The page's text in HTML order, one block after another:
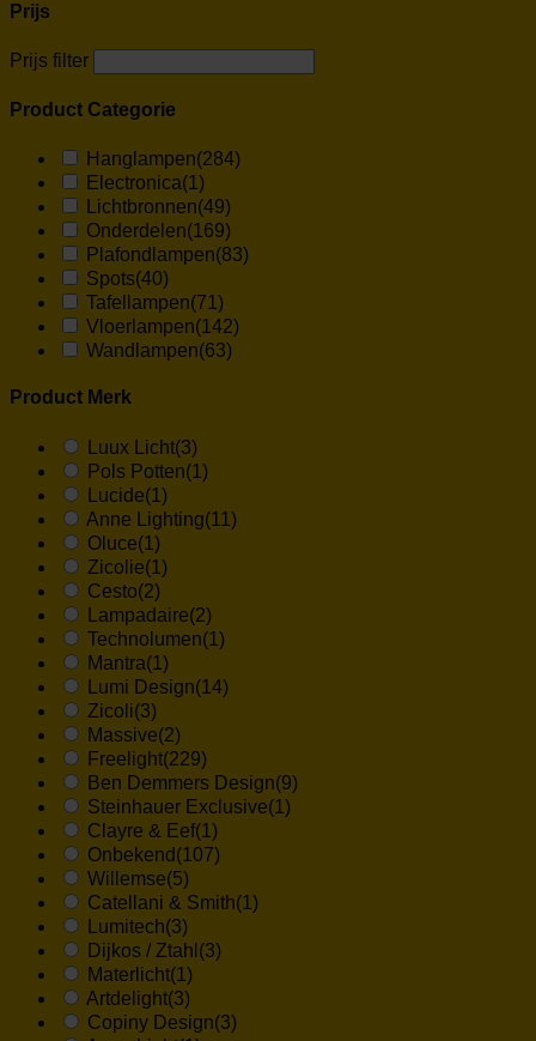
Prijs
Prijs filter
Product Categorie
Hanglampen(284)
Electronica(1)
Lichtbronnen(49)
Onderdelen(169)
Plafondlampen(83)
Spots(40)
Tafellampen(71)
Vloerlampen(142)
Wandlampen(63)
Product Merk
Luux Licht(3)
Pols Potten(1)
Lucide(1)
Anne Lighting(11)
Oluce(1)
Zicolie(1)
Cesto(2)
Lampadaire(2)
Technolumen(1)
Mantra(1)
Lumi Design(14)
Zicoli(3)
Massive(2)
Freelight(229)
Ben Demmers Design(9)
Steinhauer Exclusive(1)
Clayre & Eef(1)
Onbekend (107)
Willemse(5)
Catellani & Smith(1)
Lumitech(3)
Dijkos / Ztahl (3)
Materlicht(1)
Artdelight(3)
Copiny Design(3)